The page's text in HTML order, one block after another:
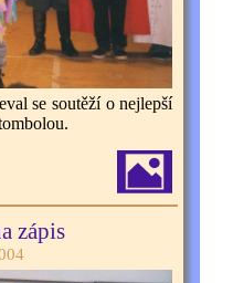
se soutěží o nejlepší
zápis